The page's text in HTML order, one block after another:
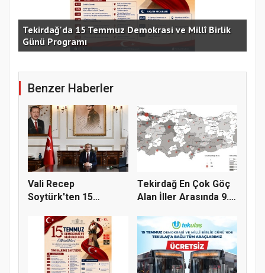
Tekirdağ'da 15 Temmuz Demokrasi ve Millî Birlik
Günü Programı
Benzer Haberler
Vali Recep
Soytürk'ten 15
Ve...
Tekirdağ En Çok Göç
Alan İller Arasında 9.